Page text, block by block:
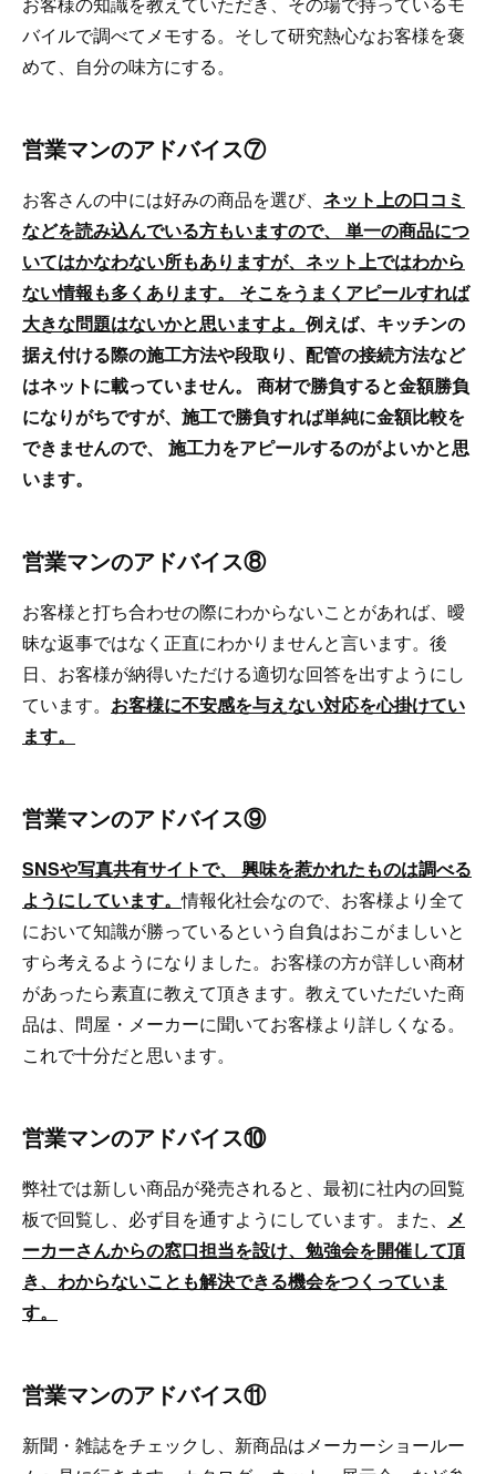
バイルで調べてメモする。そして研究熱心なお客様を褒
めて、自分の味方にする。
営業マンのアドバイス⑦
お客さんの中には好みの商品を選び、 ネット上の口コミ
などを読み込んでいる方もいますので、 単一の商品につ
いてはかなわない所もありますが、ネット上ではわから
ない情報も多くあります。 そこをうまくアピールすれば
大きな問題はないかと思いますよ。 例えば、キッチンの
据え付ける際の施工方法や段取り、配管の接続方法など
はネットに載っていません。 商材で勝負すると金額勝負
になりがちですが、施工で勝負すれば単純に金額比較を
できませんので、 施工力をアピールするのがよいかと思
います。
営業マンのアドバイス⑧
お客様と打ち合わせの際にわからないことがあれば、曖
昧な返事ではなく正直にわかりませんと言います。後
日、お客様が納得いただける適切な回答を出すようにし
ています。 お客様に不安感を与えない対応を心掛けてい
ます。
営業マンのアドバイス⑨
SNSや写真共有サイトで、 興味を惹かれたものは調べる
ようにしています。情報化社会なので、お客様より全て
において知識が勝っているという自負はおこがましいと
すら考えるようになりました。お客様の方が詳しい商材
があったら素直に教えて頂きます。教えていただいた商
品は、問屋・メーカーに聞いてお客様より詳しくなる。
これで十分だと思います。
営業マンのアドバイス⑩
弊社では新しい商品が発売されると、最初に社内の回覧
板で回覧し、必ず目を通すようにしています。また、 メ
ーカーさんからの窓口担当を設け、勉強会を開催して頂
き、わからないことも解決できる機会をつくっていま
す。
営業マンのアドバイス⑪
新聞・雑誌をチェックし、新商品はメーカーショールー